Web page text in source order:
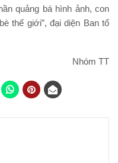
quảng bá hình ảnh, con
thế giới”, đại diện Ban tổ
Nhóm TT